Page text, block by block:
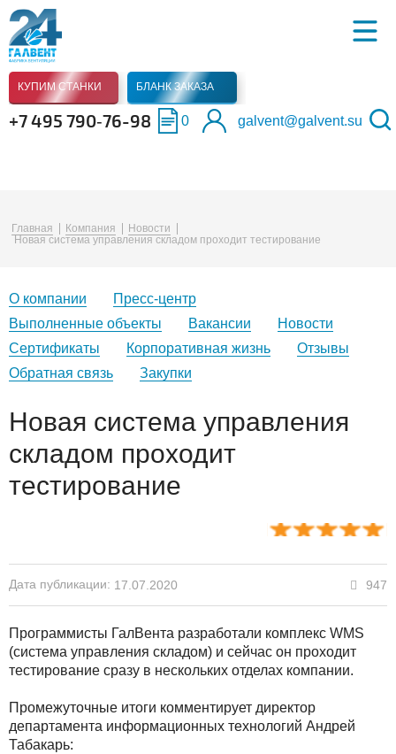
КУПИМ СТАНКИ БЛАНК ЗАКАЗА
+7 495 790‑76-98 0 galvent@galvent.su
Главная Компания
Новости
Новая система управления складом проходит тестирование
О компании
Пресс-центр
Выполненные объекты
Вакансии
Новости
Сертификаты
Корпоративная жизнь
Отзывы
Обратная связь
Закупки
Новая система управления
складом проходит
тестирование
Дата публикации: 17.07.2020 947
Программисты ГалВента разработали комплекс WMS
(система управления складом) и сейчас он проходит
тестирование сразу в нескольких отделах компании.
Промежуточные итоги комментирует директор
департамента информационных технологий Андрей
Табакарь: